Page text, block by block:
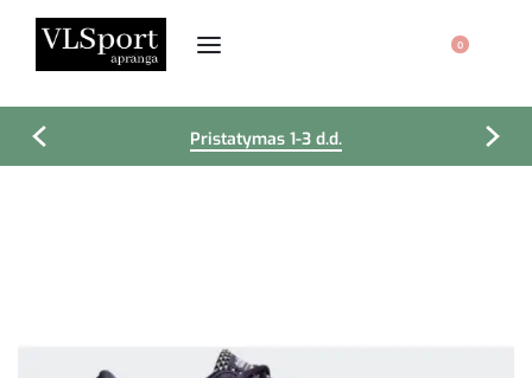
0
Pristatymas 1-3 d.d.